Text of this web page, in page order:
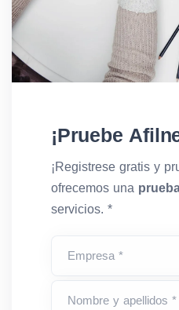
¡Pruebe
¡Registrese gratis y
ofrecemos una
servicios. *
Empresa *
Nombre y apellidos *